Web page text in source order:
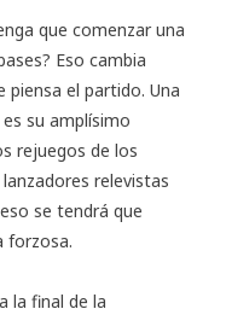
que comenzar una
Eso cambia
el partido. Una
su amplísimo
rejuegos de los
relevistas
se tendrá que
forzosa.
la final de la